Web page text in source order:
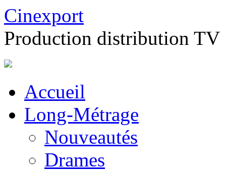
Cinexport
Production distribution TV
Accueil
Long-Métrage
Nouveautés
Drames